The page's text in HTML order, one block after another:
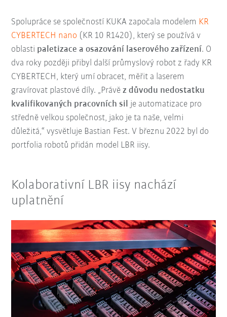
Spolupráce se společností KUKA započala modelem KR
CYBERTECH nano (KR 10 R1420), který se používá v
oblasti paletizace a osazování laserového zařízení. O
dva roky později přibyl další průmyslový robot z řady KR
CYBERTECH, který umí obracet, měřit a laserem
gravírovat plastové díly. „Právěz důvodu nedostatku
kvalifikovaných pracovních sil je automatizace pro
středně velkou společnost, jako je ta naše, velmi
důležitá,“ vysvětluje Bastian Fest. V březnu 2022 byl do
portfolia robotů přidán model LBR iisy.
Kolaborativní LBR iisy nachází
uplatnění